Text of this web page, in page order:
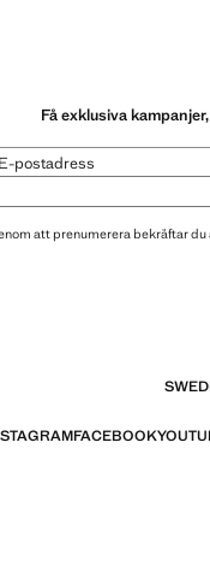
Få exklusiva
E-postadress
att prenumerera bekräftar du
FACEBOOK